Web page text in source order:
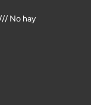
No hay